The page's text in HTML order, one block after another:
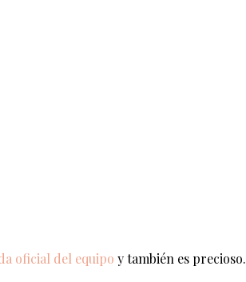
oficial del equipo y también es precioso.